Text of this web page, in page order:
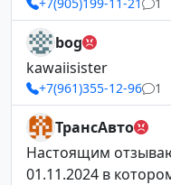
bog
kawaiisister
+7(961)355-12-96 1
ТрансАвто
Настоящим
01.11.2024 в